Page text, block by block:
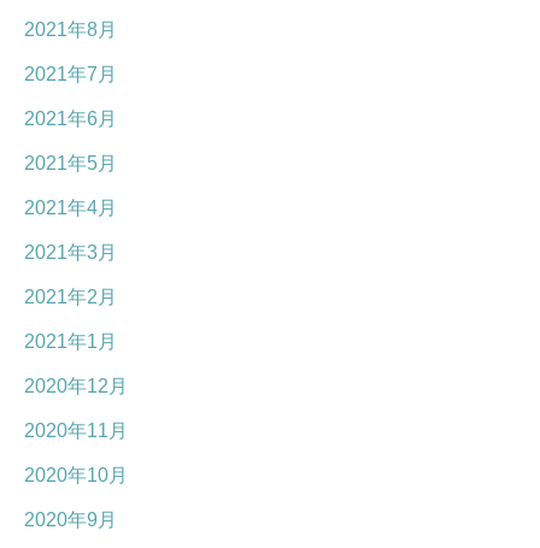
2021年8月
2021年7月
2021年6月
2021年5月
2021年4月
2021年3月
2021年2月
2021年1月
2020年12月
2020年11月
2020年10月
2020年9月